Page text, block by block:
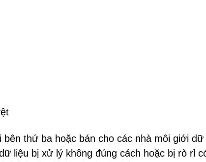
thứ ba hoặc bán cho các nhà môi giới dữ
liệu bị xử lý không đúng cách hoặc bị rò rỉ